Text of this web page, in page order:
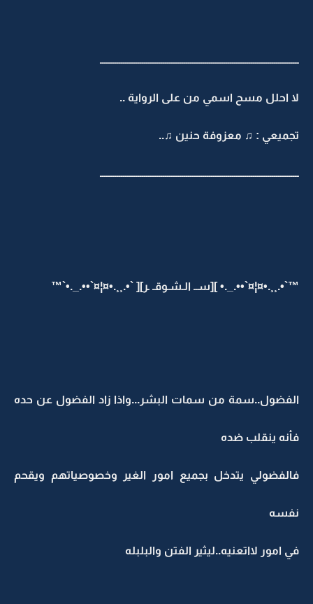
ـــــــــــــــــــــــــــــــــــــــــــــــــــــــــــــــــــــــــــــــــــــــــــــــ
لا احلل مسح اسمي من على الرواية ..
تجميعي : ♫ معزوفة حنين ♫..
ـــــــــــــــــــــــــــــــــــــــــــــــــــــــــــــــــــــــــــــــــــــــــــــــ
™`•.¸¸.•¤¦¤`••._.• ][ســ الـشـوقـ ـر][ `•.¸¸.•¤¦¤`••._.•`™
الفضول..سمة من سمات البشر...واذا زاد الفضول عن حده
فأنه ينقلب ضده
فالفضولي يتدخل بجميع امور الغير وخصوصياتهم ويقحم
نفسه
في امور لااتعنيه..ليثير الفتن والبلبله